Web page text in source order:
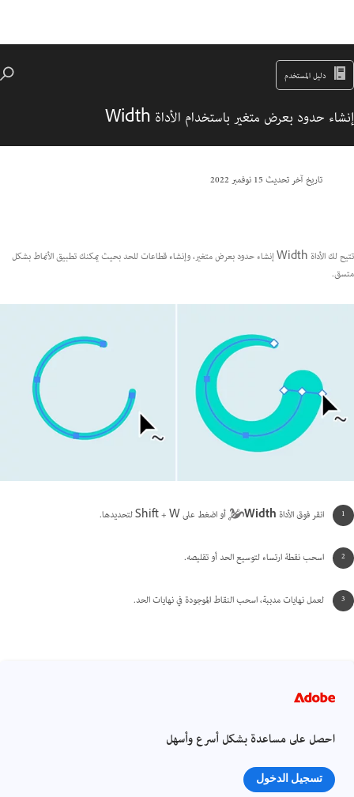
دليل المستخدم
إنشاء حدود بعرض متغير باستخدام الأداة Width
تاريخ آخر تحديث15 نوفمبر 2022
تتيح لك الأداة Width إنشاء حدود بعرض متغير، وإنشاء قطاعات للحد بحيث يمكنك تطبيق الأنماط بشكل
متسق.
انقر فوق الأداةWidth أو اضغط على Shift + W لتحديدها.
اسحب نقطة ارتساء لتوسيع الحد أو تقليصه.
لعمل نهايات مدببة، اسحب النقاط الموجودة في نهايات الحد.
احصل على مساعدة بشكل أسرع وأسهل
تسجيل الدخول